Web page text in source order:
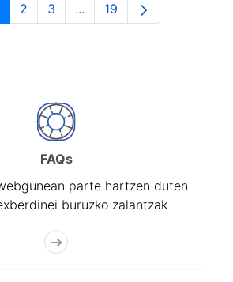
Orrialdea
2 Orrialdea
3 ...Intermediate Pages Use
Orrialdea
19
FAQs
parte hartzen duten
buruzko zalantzak